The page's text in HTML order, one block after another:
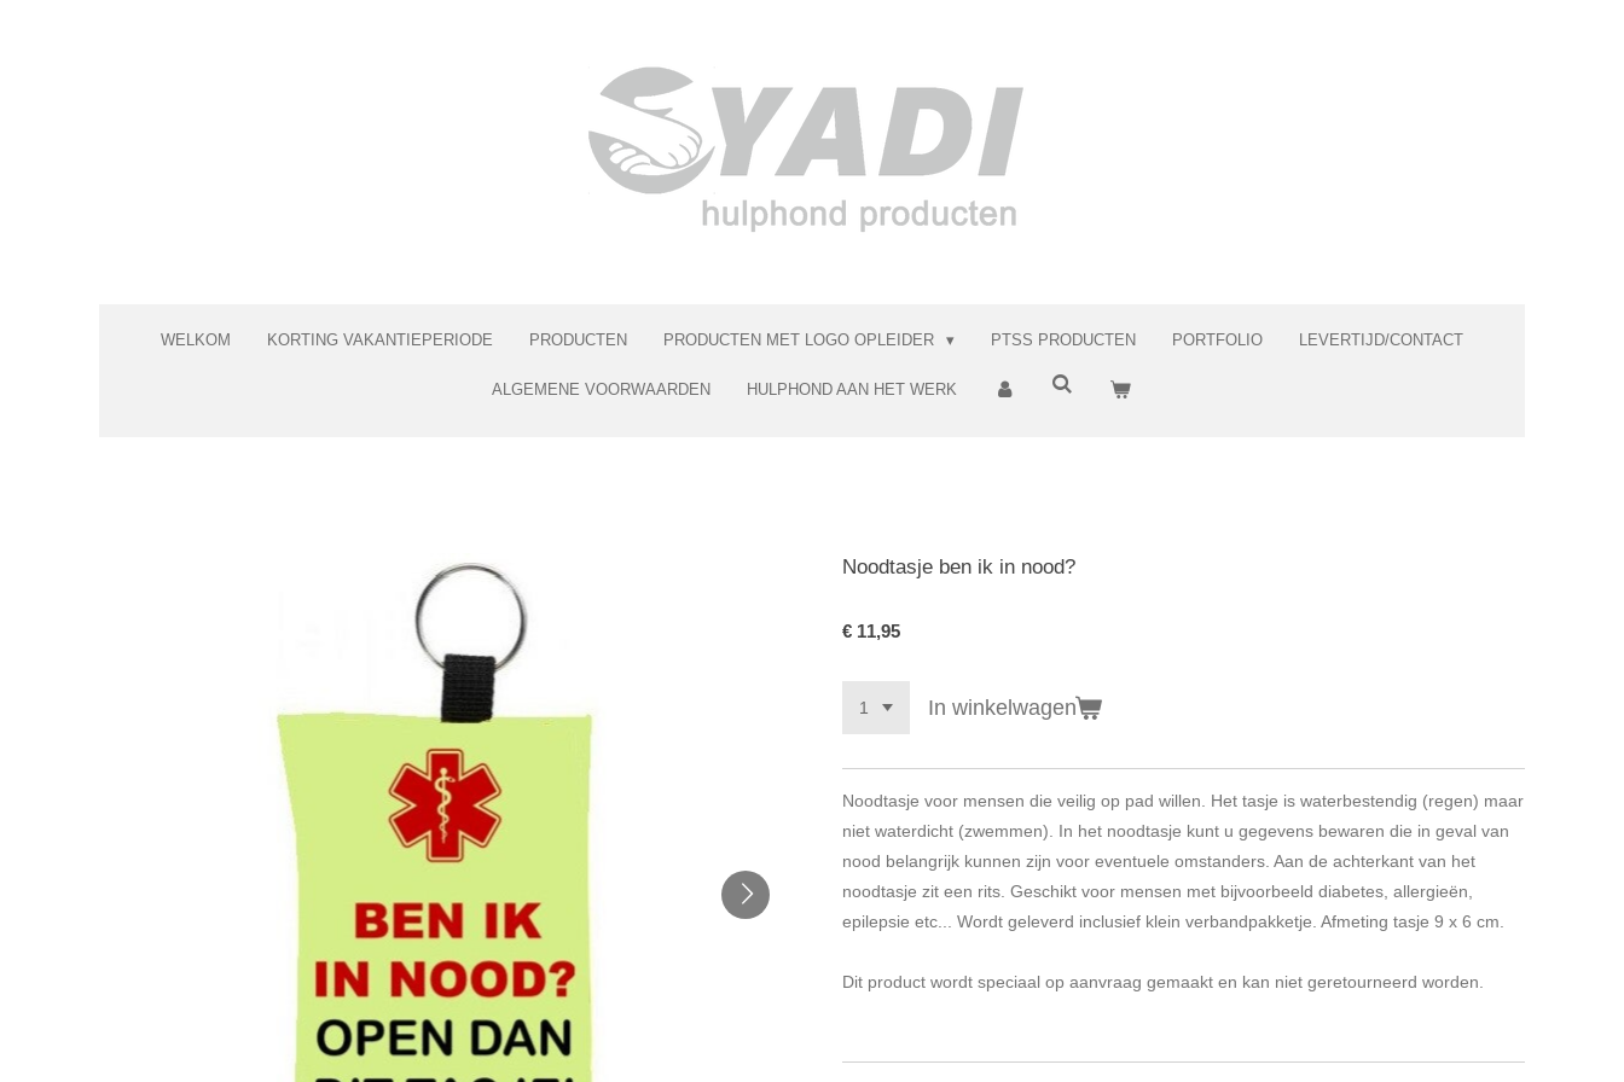
WELKOM KORTING VAKANTIEPERIODE PRODUCTEN PRODUCTEN MET LOGO OPLEIDER PTSS PRODUCTEN PORTFOLIO LEVERTIJD/CONTACT
ALGEMENE VOORWAARDEN HULPHOND AAN HET WERK
Noodtasje ben ik in nood?
€ 11,95
In winkelwagen
Noodtasje voor mensen die veilig op pad willen. Het tasje is waterbestendig (regen) maar
niet waterdicht (zwemmen). In het noodtasje kunt u gegevens bewaren die in geval van
nood belangrijk kunnen zijn voor eventuele omstanders. Aan de achterkant van het
noodtasje zit een rits. Geschikt voor mensen met bijvoorbeeld diabetes, allergieën,
epilepsie etc... Wordt geleverd inclusief klein verbandpakketje. Afmeting tasje 9 x 6 cm.
Dit product wordt speciaal op aanvraag gemaakt en kan niet geretourneerd worden.